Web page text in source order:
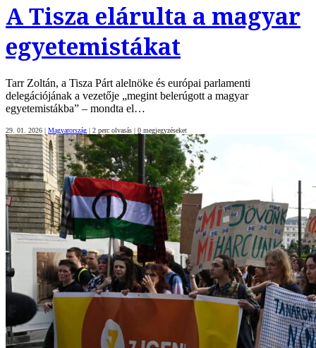
A Tisza elárulta a magyar
egyetemistákat
Tarr Zoltán, a Tisza Párt alelnöke és európai parlamenti
delegációjának a vezetője „megint belerúgott a magyar
egyetemistákba” – mondta el…
29. 01. 2026 | Magyarország | 2 perc olvasás | 0 megjegyzéseket